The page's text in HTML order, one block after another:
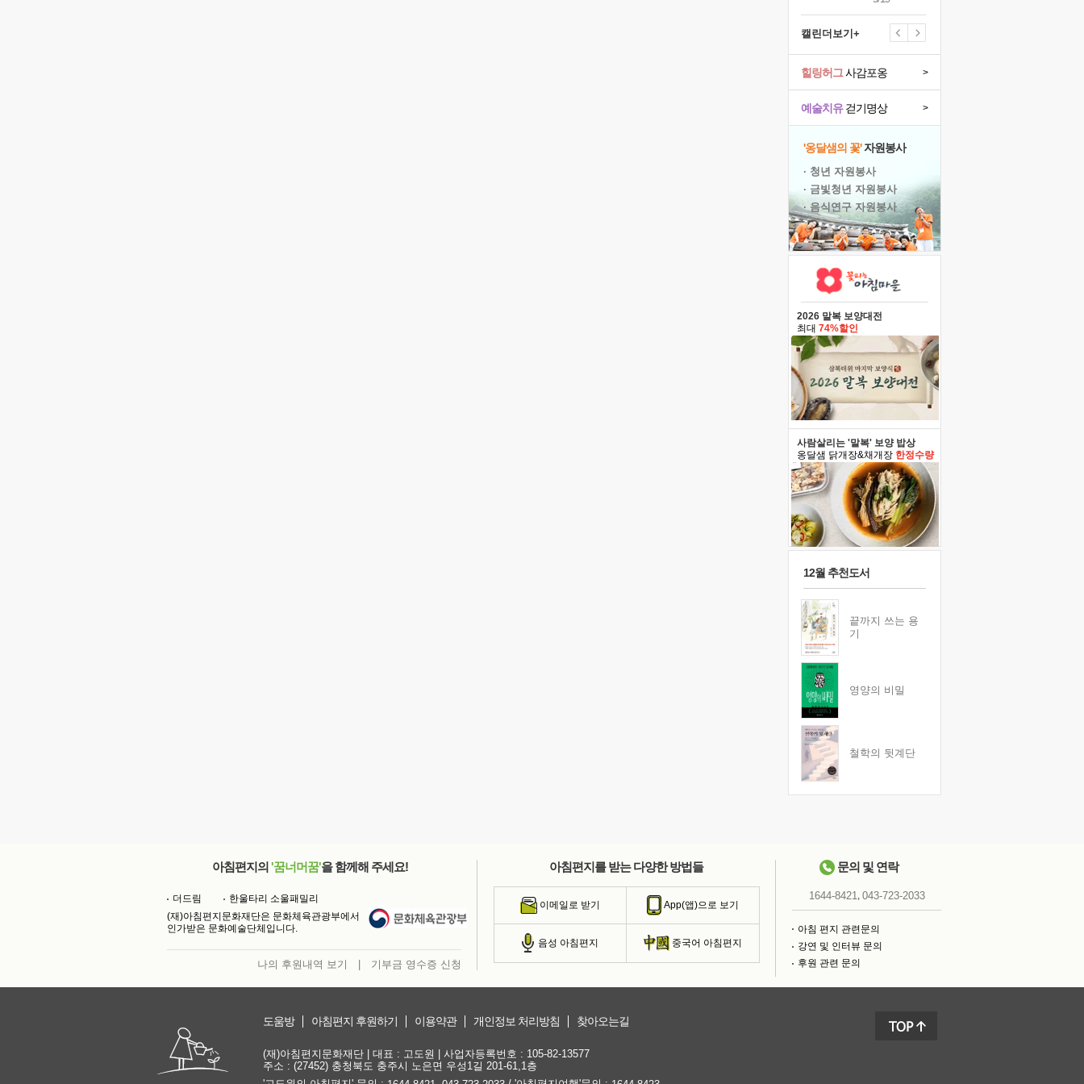
캘린더보기+
예술치유걷기명상 >
힐링허그사감포옹 >
'옹달샘의 꽃'자원봉사
· 청년 자원봉사
· 금빛청년 자원봉사
· 음식연구 자원봉사
2026 말복 보양대전
최대 74%할인
사람살리는 '말복' 보양 밥상
옹달샘 닭개장&채개장 한정수량
12월 추천도서
끝까지 쓰는 용
기
영양의 비밀
철학의 뒷계단
아침편지의 '꿈너머꿈'을 함께해 주세요!
더드림
한울타리 소울패밀리
(재)아침편지문화재단은 문화체육관광부에서
인가받은 문화예술단체입니다.
나의 후원내역 보기 기부금 영수증 신청
아침편지를 받는 다양한 방법들
이메일로 받기 App(앱)으로 보기
음성 아침편지 중국어 아침편지
문의 및 연락
1644-8421, 043-723-2033
아침 편지 관련문의
강연 및 인터뷰 문의
후원 관련 문의
도움방 아침편지 후원하기 이용약관 개인정보 처리방침 찾아오는길
(재)아침편지문화재단 | 대표 : 고도원 | 사업자등록번호 : 105-82-13577
주소 : (27452) 충청북도 충주시 노은면 우성1길 201-61,1층